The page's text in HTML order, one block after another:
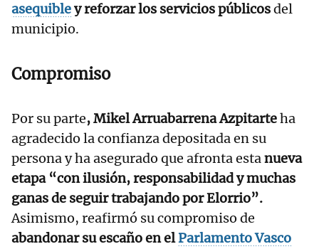
asequibley reforzar los servicios públicosdel
municipio.
Compromiso
Por su parte, Mikel Arruabarrena Azpitarteha
agradecido la confianza depositada en su
persona y ha asegurado que afronta estanueva
etapa “con ilusión, responsabilidad y muchas
ganas de seguir trabajando por Elorrio”.
Asimismo, reafirmó su compromiso de
abandonar su escaño en elParlamento Vasco